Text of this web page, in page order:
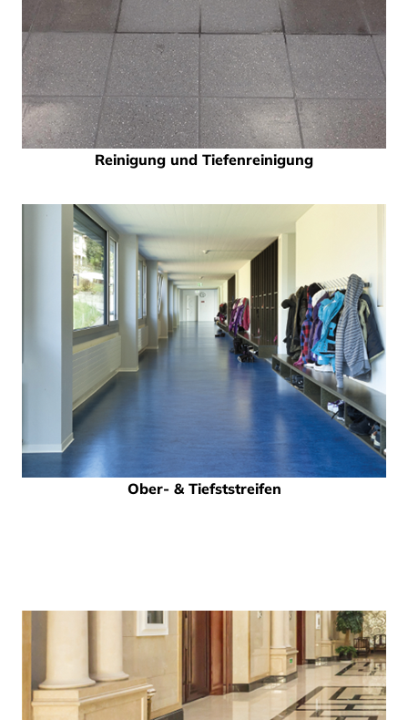
Reinigung und Tiefenreinigung
Ober- & Tiefststreifen